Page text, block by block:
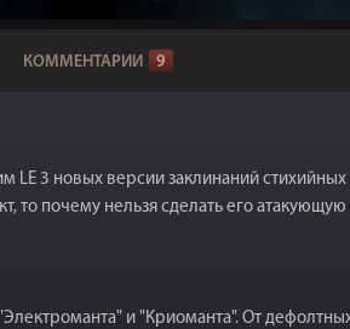
КОММЕНТАРИИ 9
LE 3 новых версии заклинаний
то почему нельзя сделать его
и "Криоманта". От